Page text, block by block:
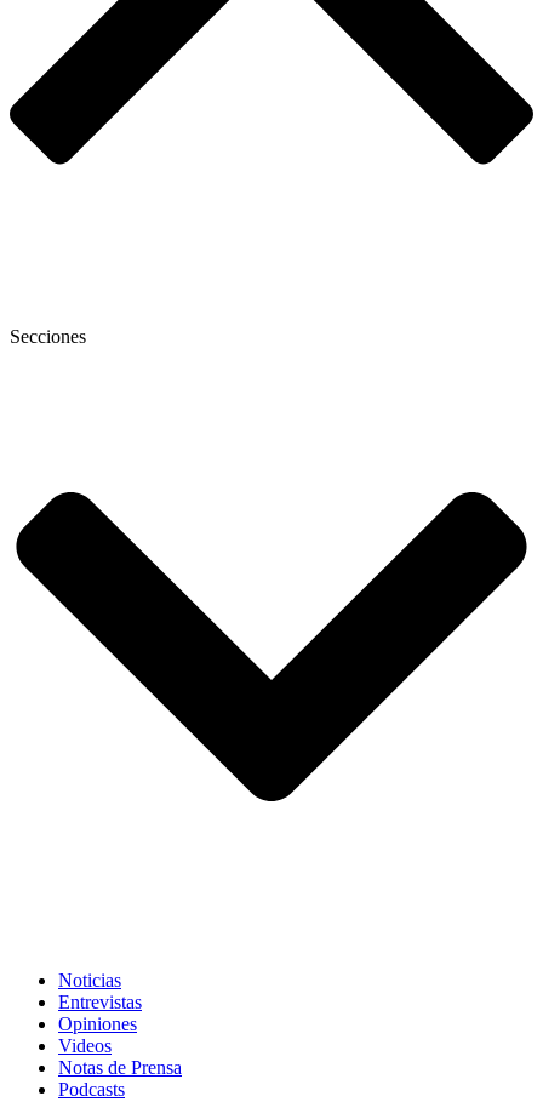
Secciones
Noticias
Entrevistas
Opiniones
Videos
Notas de Prensa
Podcasts